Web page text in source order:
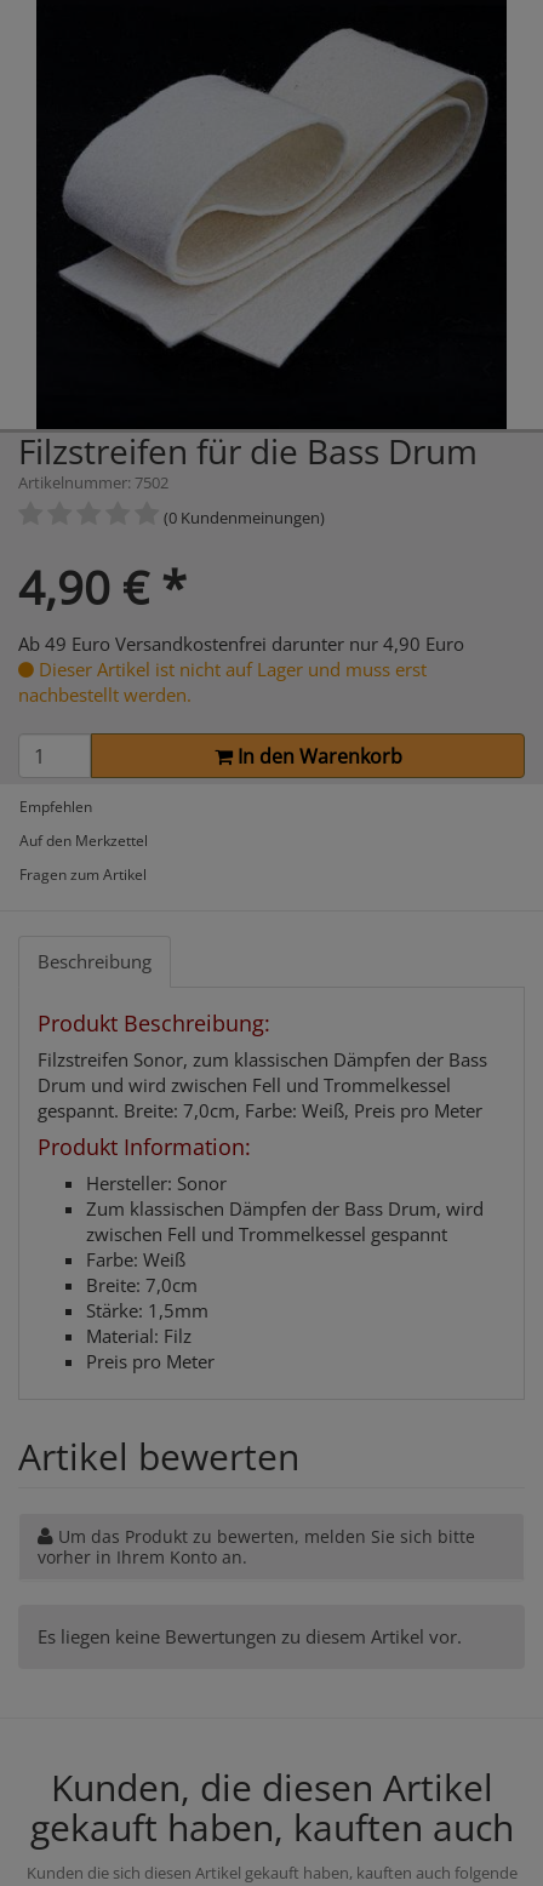
Filzstreifen für die Bass Drum
Artikelnummer: 7502
(0 Kundenmeinungen)
4,90 € *
Ab 49 Euro Versandkostenfrei darunter nur 4,90 Euro
Dieser Artikel ist nicht auf Lager und muss erst
nachbestellt werden.
In den Warenkorb
Empfehlen
Auf den Merkzettel
Fragen zum Artikel
Beschreibung
Produkt Beschreibung:
Filzstreifen Sonor, zum klassischen Dämpfen der Bass
Drum und wird zwischen Fell und Trommelkessel
gespannt. Breite: 7,0cm, Farbe: Weiß, Preis pro Meter
Produkt Information:
Hersteller: Sonor
Zum klassischen Dämpfen der Bass Drum, wird
zwischen Fell und Trommelkessel gespannt
Farbe: Weiß
Breite: 7,0cm
Stärke: 1,5mm
Material: Filz
Preis pro Meter
Artikel bewerten
Um das Produkt zu bewerten, melden Sie sich bitte
vorher in Ihrem Konto an.
Es liegen keine Bewertungen zu diesem Artikel vor.
Kunden, die diesen Artikel
gekauft haben, kauften auch
Kunden die sich diesen Artikel gekauft haben, kauften auch folgende